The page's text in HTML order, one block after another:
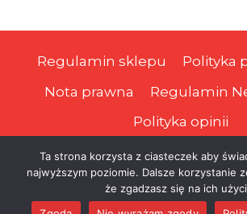
Regulamin sklepu
Polityka
Nota prawna
Regulamin
Polityka opinii
© 2026 Prawa Podatnika
Ta strona korzysta z ciasteczek aby
najwyższym poziomie. Dalsze korzystanie
że zgadzasz się na ich